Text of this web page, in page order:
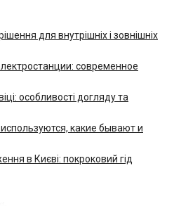
для внутрішніх і зовнішніх
современное
особливості догляду та
какие бывают и
в Києві: покроковий гід